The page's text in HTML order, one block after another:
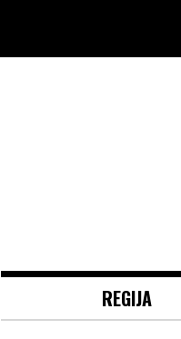
REGIJA